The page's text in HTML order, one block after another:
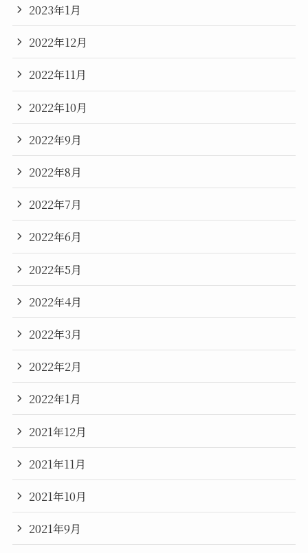
2023年1月
2022年12月
2022年11月
2022年10月
2022年9月
2022年8月
2022年7月
2022年6月
2022年5月
2022年4月
2022年3月
2022年2月
2022年1月
2021年12月
2021年11月
2021年10月
2021年9月